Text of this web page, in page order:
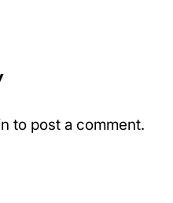
to post a comment.